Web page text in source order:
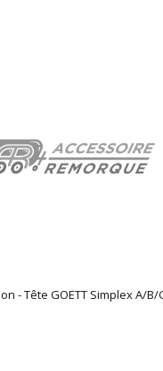
- Tête GOETT Simplex A/B/